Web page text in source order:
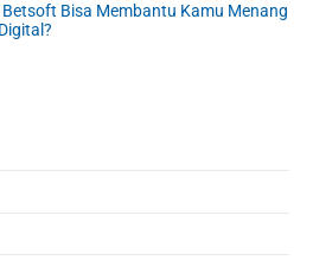
Bisa Membantu Kamu Menang